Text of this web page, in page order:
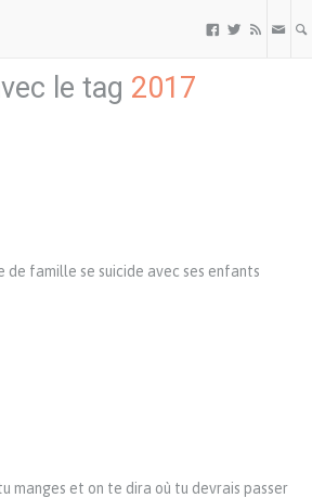
  
le tag 2017
de famille se suicide avec ses enfants
manges et on te dira où tu devrais passer